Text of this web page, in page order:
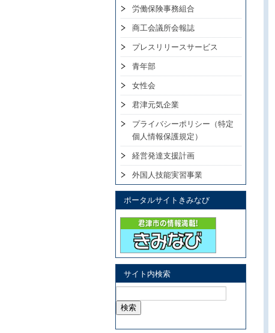
労働保険事務組合
商工会議所会報誌
プレスリリースサービス
青年部
女性会
君津元気企業
プライバシーポリシー（特定
個人情報保護規定）
経営発達支援計画
外国人技能実習事業
ポータルサイトきみなび
サイト内検索
索: